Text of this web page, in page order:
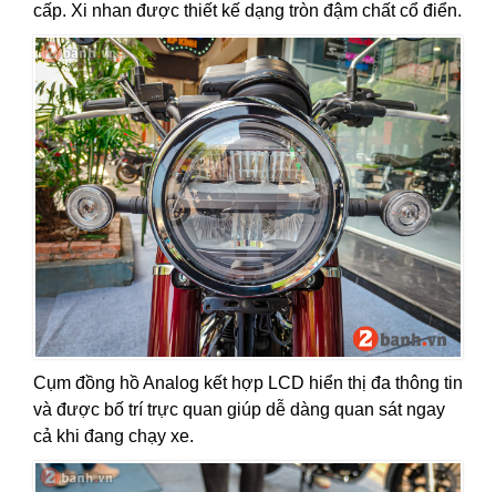
cấp. Xi nhan được thiết kế dạng tròn đậm chất cổ điển.
Cụm đồng hồ Analog kết hợp LCD hiển thị đa thông tin
và được bố trí trực quan giúp dễ dàng quan sát ngay
cả khi đang chạy xe.